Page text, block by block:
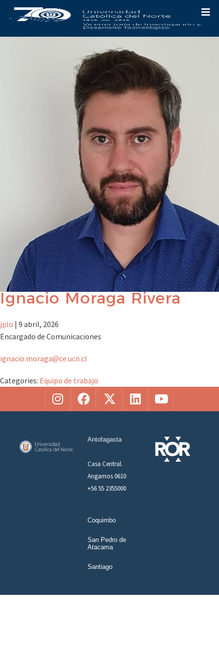
Ignacio Moraga Rivera
jplo | 9 abril, 2026
Encargado de Comunicaciones
ignacio.moraga@ce.ucn.cl
Categories: Equipo de trabajo
Antofagasta
Coquimbo
San Pedro de
Atacama
Santiago
Casa Central.
Angamos 0610
+56 55 2355000